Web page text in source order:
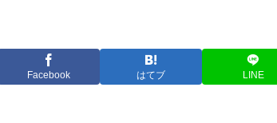
Facebook はてブ LINE